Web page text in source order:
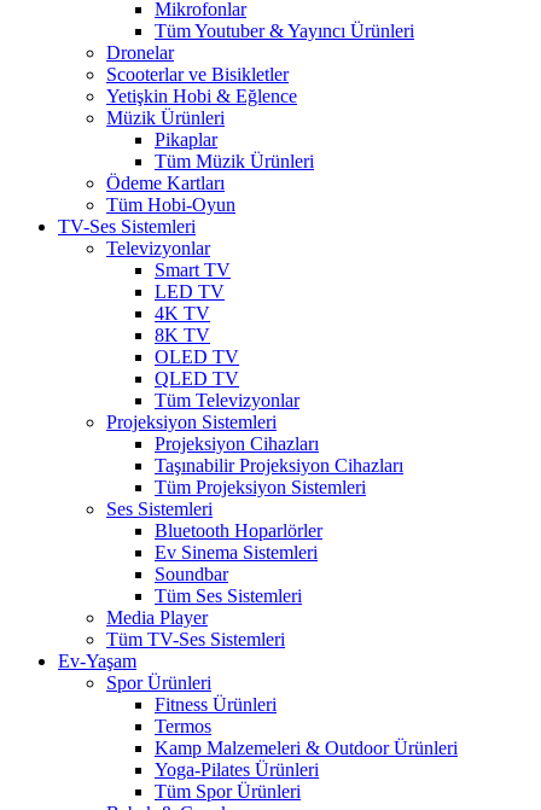
Mikrofonlar
Tüm Youtuber & Yayıncı Ürünleri
Dronelar
Scooterlar ve Bisikletler
Yetişkin Hobi & Eğlence
Müzik Ürünleri
Pikaplar
Tüm Müzik Ürünleri
Ödeme Kartları
Tüm Hobi-Oyun
TV-Ses Sistemleri
Televizyonlar
Smart TV
LED TV
4K TV
8K TV
OLED TV
QLED TV
Tüm Televizyonlar
Projeksiyon Sistemleri
Projeksiyon Cihazları
Taşınabilir Projeksiyon Cihazları
Tüm Projeksiyon Sistemleri
Ses Sistemleri
Bluetooth Hoparlörler
Ev Sinema Sistemleri
Soundbar
Tüm Ses Sistemleri
Media Player
Tüm TV-Ses Sistemleri
Ev-Yaşam
Spor Ürünleri
Fitness Ürünleri
Termos
Kamp Malzemeleri & Outdoor Ürünleri
Yoga-Pilates Ürünleri
Tüm Spor Ürünleri